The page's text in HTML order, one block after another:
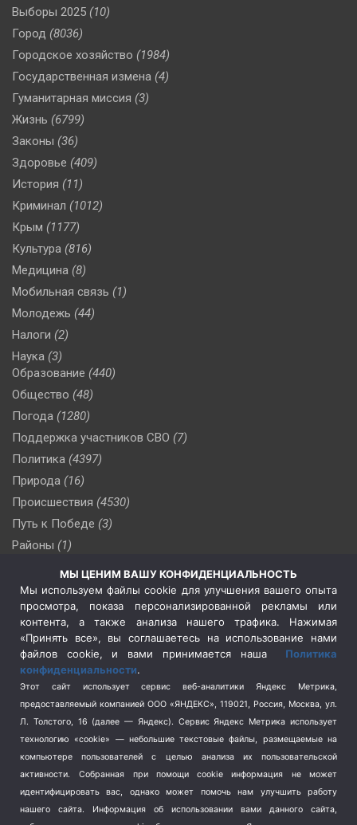
Выборы 2025 (10)
Город (8036)
Городское хозяйство (1984)
Государственная измена (4)
Гуманитарная миссия (3)
Жизнь (6799)
Законы (36)
Здоровье (409)
История (11)
Криминал (1012)
Крым (1177)
Культура (816)
Медицина (8)
Мобильная связь (1)
Молодежь (44)
Налоги (2)
Наука (3)
Образование (440)
Общество (48)
Погода (1280)
Поддержка участников СВО (7)
Политика (4397)
Природа (16)
Происшествия (4530)
Путь к Победе (3)
Районы (1)
(510)
Сельское хозяйство (3)
Социальная политика
(3)
Спецоперация в Украине
Спецоперация на Украине
(404)
Спорт (740)
Терроризм (1)
Транспорт (262)
Туризм (178)
Флот (76)
МЫ ЦЕНИМ ВАШУ КОНФИДЕНЦИАЛЬНОСТЬ
Мы используем файлы cookie для улучшения вашего опыта
просмотра, показа персонализированной рекламы или
контента, а также анализа нашего трафика. Нажимая
«Принять все», вы соглашаетесь на использование нами
файлов cookie, и вами принимается наша Политика
конфиденциальности.
Этот сайт использует сервис веб-аналитики Яндекс Метрика,
предоставляемый компанией ООО «ЯНДЕКС», 119021, Россия, Москва, ул.
Л. Толстого, 16 (далее — Яндекс). Сервис Яндекс Метрика использует
технологию «cookie» — небольшие текстовые файлы, размещаемые на
компьютере пользователей с целью анализа их пользовательской
активности.
Собранная при помощи cookie информация не может
идентифицировать вас, однако может помочь нам улучшить работу
нашего сайта. Информация об использовании вами данного сайта,